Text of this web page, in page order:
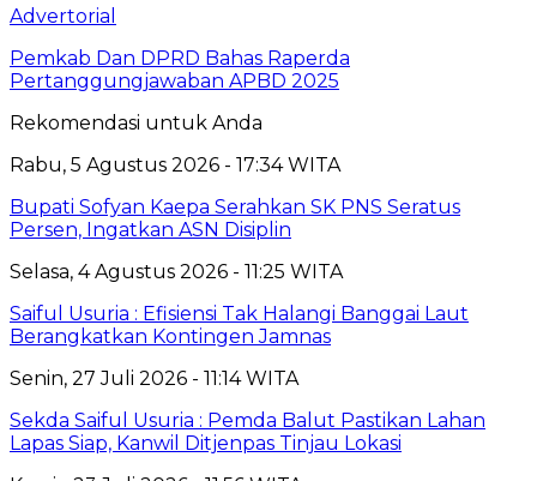
Advertorial
Pemkab Dan DPRD Bahas Raperda
Pertanggungjawaban APBD 2025
Rekomendasi untuk Anda
Rabu, 5 Agustus 2026 - 17:34 WITA
Bupati Sofyan Kaepa Serahkan SK PNS Seratus
Persen, Ingatkan ASN Disiplin
Selasa, 4 Agustus 2026 - 11:25 WITA
Saiful Usuria : Efisiensi Tak Halangi Banggai Laut
Berangkatkan Kontingen Jamnas
Senin, 27 Juli 2026 - 11:14 WITA
Sekda Saiful Usuria : Pemda Balut Pastikan Lahan
Lapas Siap, Kanwil Ditjenpas Tinjau Lokasi